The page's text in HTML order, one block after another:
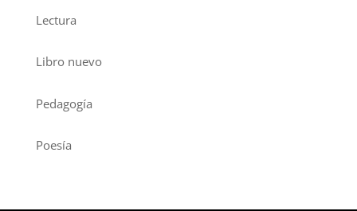
Lectura
Libro nuevo
Pedagogía
Poesía